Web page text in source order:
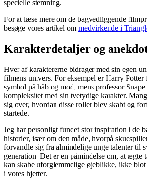
specielle stemning.
For at læse mere om de bagvedliggende
besøge vores artikel om medvirkende i
Karakterdetaljer og
Hver af karaktererne bidrager med sin egen
filmens univers. For eksempel er Harry Potter
symbol på håb og mod, mens professor
kompleksitet med sin tvetydige karakter.
sig over, hvordan disse roller blev skabt og
startede.
Jeg har personligt fundet stor inspiration i de
historier, især om den måde, hvorpå
forvandle sig fra almindelige unge talenter til
generation. Det er en påmindelse om, at ægte
kan skabe uforglemmelige øjeblikke, ikke
i vores hjerter.